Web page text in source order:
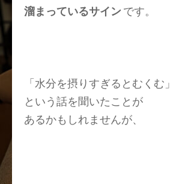
溜まっているサイン です。
「水分を摂りすぎるとむくむ」
という話を聞いたことが
あるかもしれませんが、